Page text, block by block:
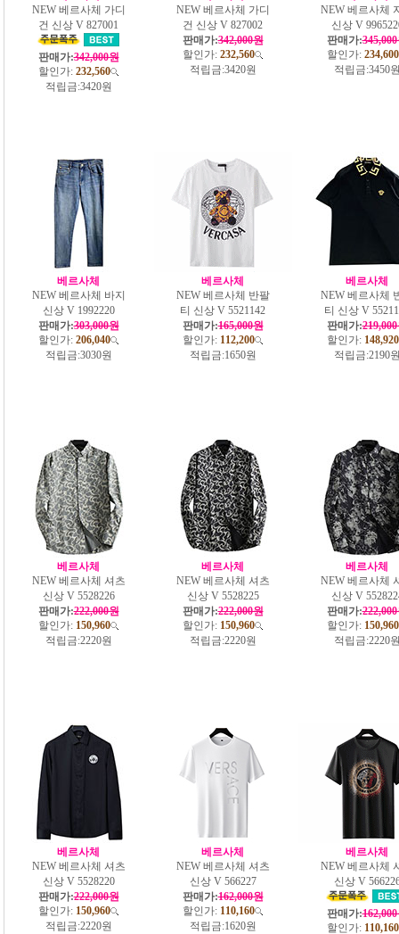
NEW 베르사체 가디
건 신상 V 827001
판매가:342,000원
할인가: 232,560
적립금:3420원
NEW 베르사체 가디
건 신상 V 827002
판매가:342,000원
할인가: 232,560
적립금:3420원
NEW 베르사체
신상 V
판매가:
할인가: 234,600
적립금:3450
베르사체
NEW 베르사체 바지
신상 V 1992220
판매가:303,000원
할인가: 206,040
적립금:3030원
베르사체
NEW 베르사체 반팔
티 신상 V 5521142
판매가:165,000원
할인가: 112,200
적립금:1650원
베르사체
NEW 베르사체
티 신상 V
판매가:
할인가: 148,920
적립금:2190
베르사체
NEW 베르사체 셔츠
신상 V 5528226
판매가:222,000원
할인가: 150,960
적립금:2220원
베르사체
NEW 베르사체 셔츠
신상 V 5528225
판매가:222,000원
할인가: 150,960
적립금:2220원
베르사체
NEW 베르사체
신상 V
판매가:
할인가: 150,960
적립금:2220
베르사체
NEW 베르사체 셔츠
신상 V 5528220
판매가:222,000원
할인가: 150,960
적립금:2220원
베르사체
NEW 베르사체 셔츠
신상 V 566227
판매가:162,000원
할인가: 110,160
적립금:1620원
베르사체
NEW 베르사체
신상 V
판매가:
할인가: 110,160